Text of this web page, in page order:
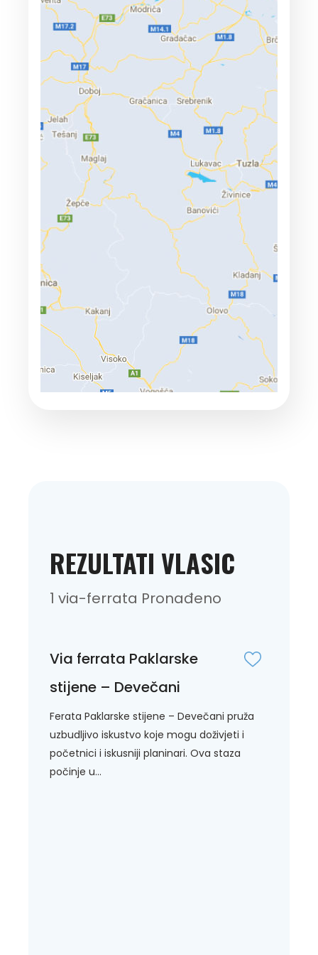
REZULTATI VLASIC
1 via-ferrata Pronađeno
Via ferrata Paklarske
stijene – Devečani
Ferata Paklarske stijene – Devečani pruža
uzbudljivo iskustvo koje mogu doživjeti i
početnici i iskusniji planinari. Ova staza
počinje u...